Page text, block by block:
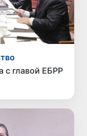
с главой ЕБРР